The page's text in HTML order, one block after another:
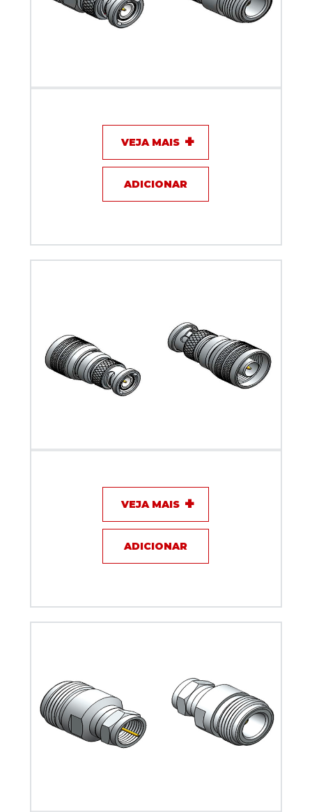
VEJA MAIS
ADICIONAR
VEJA MAIS
ADICIONAR